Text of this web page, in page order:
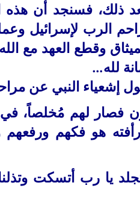
ذلك، فسنجد أن هذه
الرب لإسرائيل
وقطع العهد مع
لله…
إشعياء النبي عن
فصار لهم مُخلصاً،
هو فكهم
يا رب أتسكت